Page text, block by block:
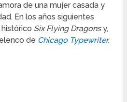
de una mujer casada y
En los años siguientes
Six Flying Dragonsy,
de Chicago Typewriter.